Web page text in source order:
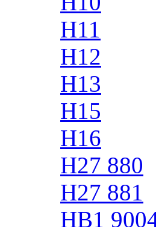
H11
H12
H13
H15
H16
H27 880
H27 881
HB1